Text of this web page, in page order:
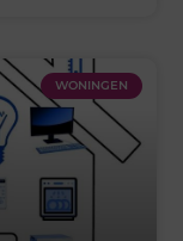
WONINGEN